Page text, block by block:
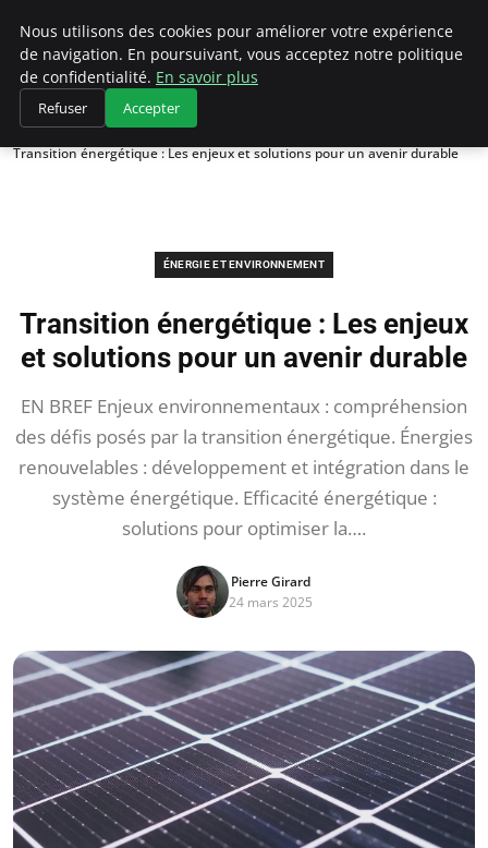
Climategatecountryclub.com
Accueil
Énergie et environnement
Transition énergétique : Les enjeux et solutions pour un avenir durable
ÉNERGIE ET ENVIRONNEMENT
Transition énergétique : Les enjeux
et solutions pour un avenir durable
EN BREF Enjeux environnementaux : compréhension
des défis posés par la transition énergétique. Énergies
renouvelables : développement et intégration dans le
système énergétique. Efficacité énergétique :
solutions pour optimiser la….
Pierre Girard
24 mars 2025
Nous utilisons des cookies pour améliorer votre expérience
de navigation. En poursuivant, vous acceptez notre politique
de confidentialité. En savoir plus
Refuser Accepter